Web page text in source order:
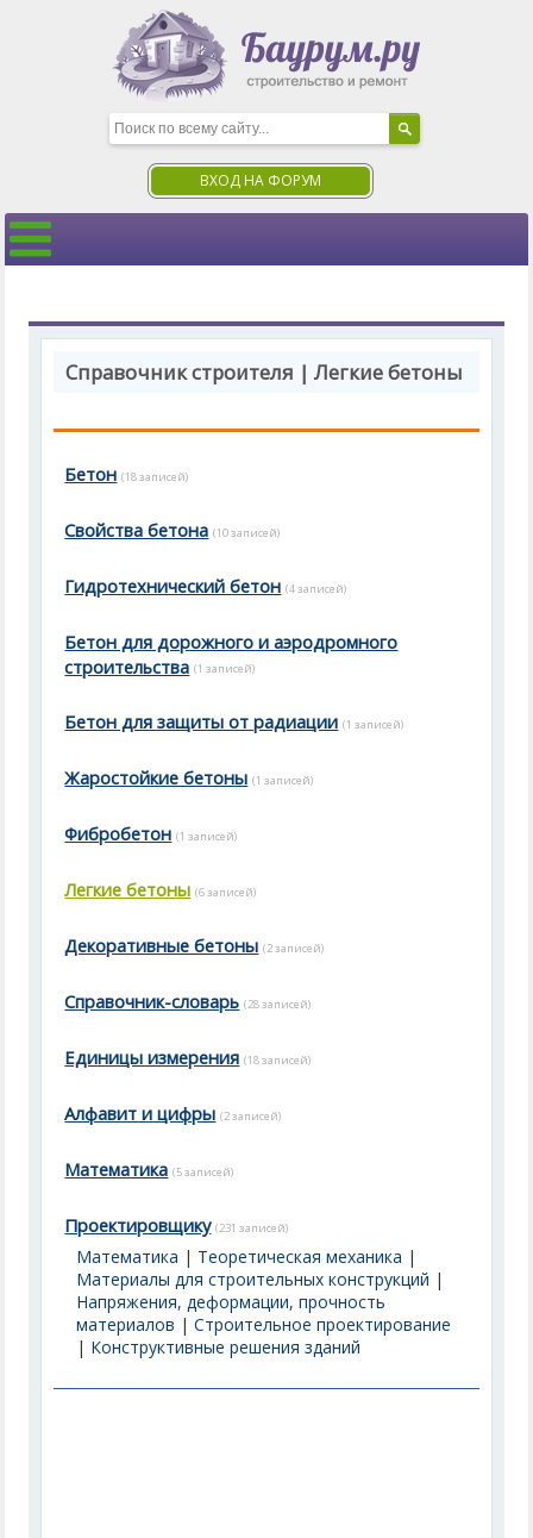
ВХОД НА ФОРУМ
Справочник строителя | Легкие бетоны
Бетон (18 записей)
Свойства бетона (10 записей)
Гидротехнический бетон (4 записей)
Бетон для дорожного и аэродромного
строительства (1 записей)
Бетон для защиты от радиации (1 записей)
Жаростойкие бетоны (1 записей)
Фибробетон (1 записей)
Легкие бетоны (6 записей)
Декоративные бетоны (2 записей)
Справочник-словарь (28 записей)
Единицы измерения (18 записей)
Алфавит и цифры (2 записей)
Математика (5 записей)
Проектировщику (231 записей)
Математика | Теоретическая механика |
Материалы для строительных конструкций |
Напряжения, деформации, прочность
материалов |Строительное проектирование
| Конструктивные решения зданий